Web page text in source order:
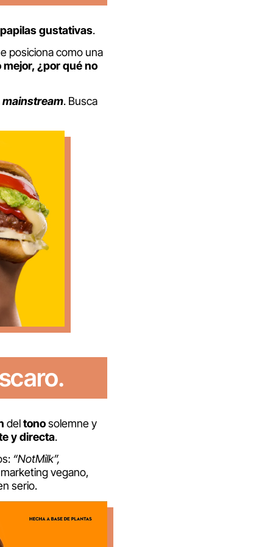
gustativas.
posiciona como una
mejor, ¿por qué no
mainstream. Busca
deltonosolemne y
y directa.
“NotMilk”,
vegano,
serio.